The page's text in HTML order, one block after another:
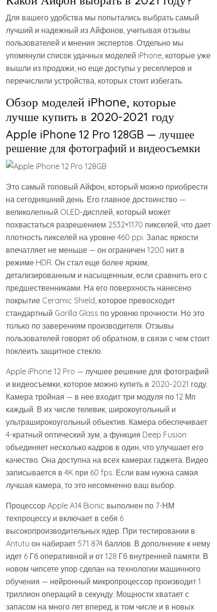
Для вашего удобства мы попытались выбрать самый
лучший и надежный из Айфонов, учитывая отзывы
пользователей и мнения экспертов. Отдельно мы
упомянули список удачных моделей iPhone, которые уже
вышли из продажи, но еще доступы у реселлеров и
перечислили устройства, которых стоит избегать.
Обзор моделей iPhone, которые
лучше купить в 2020-2021 году
Apple iPhone 12 Pro 128GB — лучшее
решение для фотографий и видеосъемки
Это самый топовый Айфон, который можно приобрести
на сегодняшний день. Его главное достоинство —
великолепный OLED-дисплей, который может
похвастаться разрешением 2532×1170 пикселей, что дает
плотность пикселей на уровне 460 ppi. Запас яркости
впечатляет не меньше — он ограничен 1200 нит в
режиме HDR. Он стал еще более ярким,
детализированным и насыщенным, если сравнить его с
предшественниками. На его поверхность нанесено
покрытие Ceramic Shield, которое превосходит
стандартный Gorilla Glass по уровню прочности. Но это
только по заверениям производителя. Отзывы
пользователей говорят об обратном, в связи с чем стоит
поклеить защитное стекло.
Apple iPhone 12 Pro — лучшее решение для фотографий
и видеосъемки, которое можно купить в 2020-2021 году.
Камера тройная — в нее входит три модуля по 12 Мп
каждый. В их числе телевик, широкоугольный и
ультраширокоугольный объектив. Камера обеспечивает
4-кратный оптический зум, а функция Deep Fusion
объединяет несколько кадров в один, что улучшает его
качество. Она доступна на всех камерах гаджета. Видео
записывается в 4K при 60 fps. Если вам нужна самая
лучшая камера, то это несомненно ваш выбор.
Процессор Apple A14 Bionic выполнен по 7-НМ
техпроцессу и включает в себя 6
высокопроизводительных ядер. При тестировании в
Antutu он набирает 571 874 баллов. В дополнение к нему
идет 6 Гб оперативной и от 128 Гб внутренней памяти. В
новом чипсете упор сделан на технологии машинного
обучения — нейронный микропроцессор производит 1
триллион операций в секунду. Мощности хватает с
запасом на много лет вперед, в том числе и в новых